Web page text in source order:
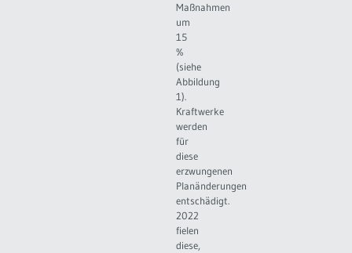
Maßnahmen
um
15
%
(siehe
Abbildung
1).
Kraftwerke
werden
für
diese
erzwungenen
Planänderungen
entschädigt.
2022
fielen
diese,